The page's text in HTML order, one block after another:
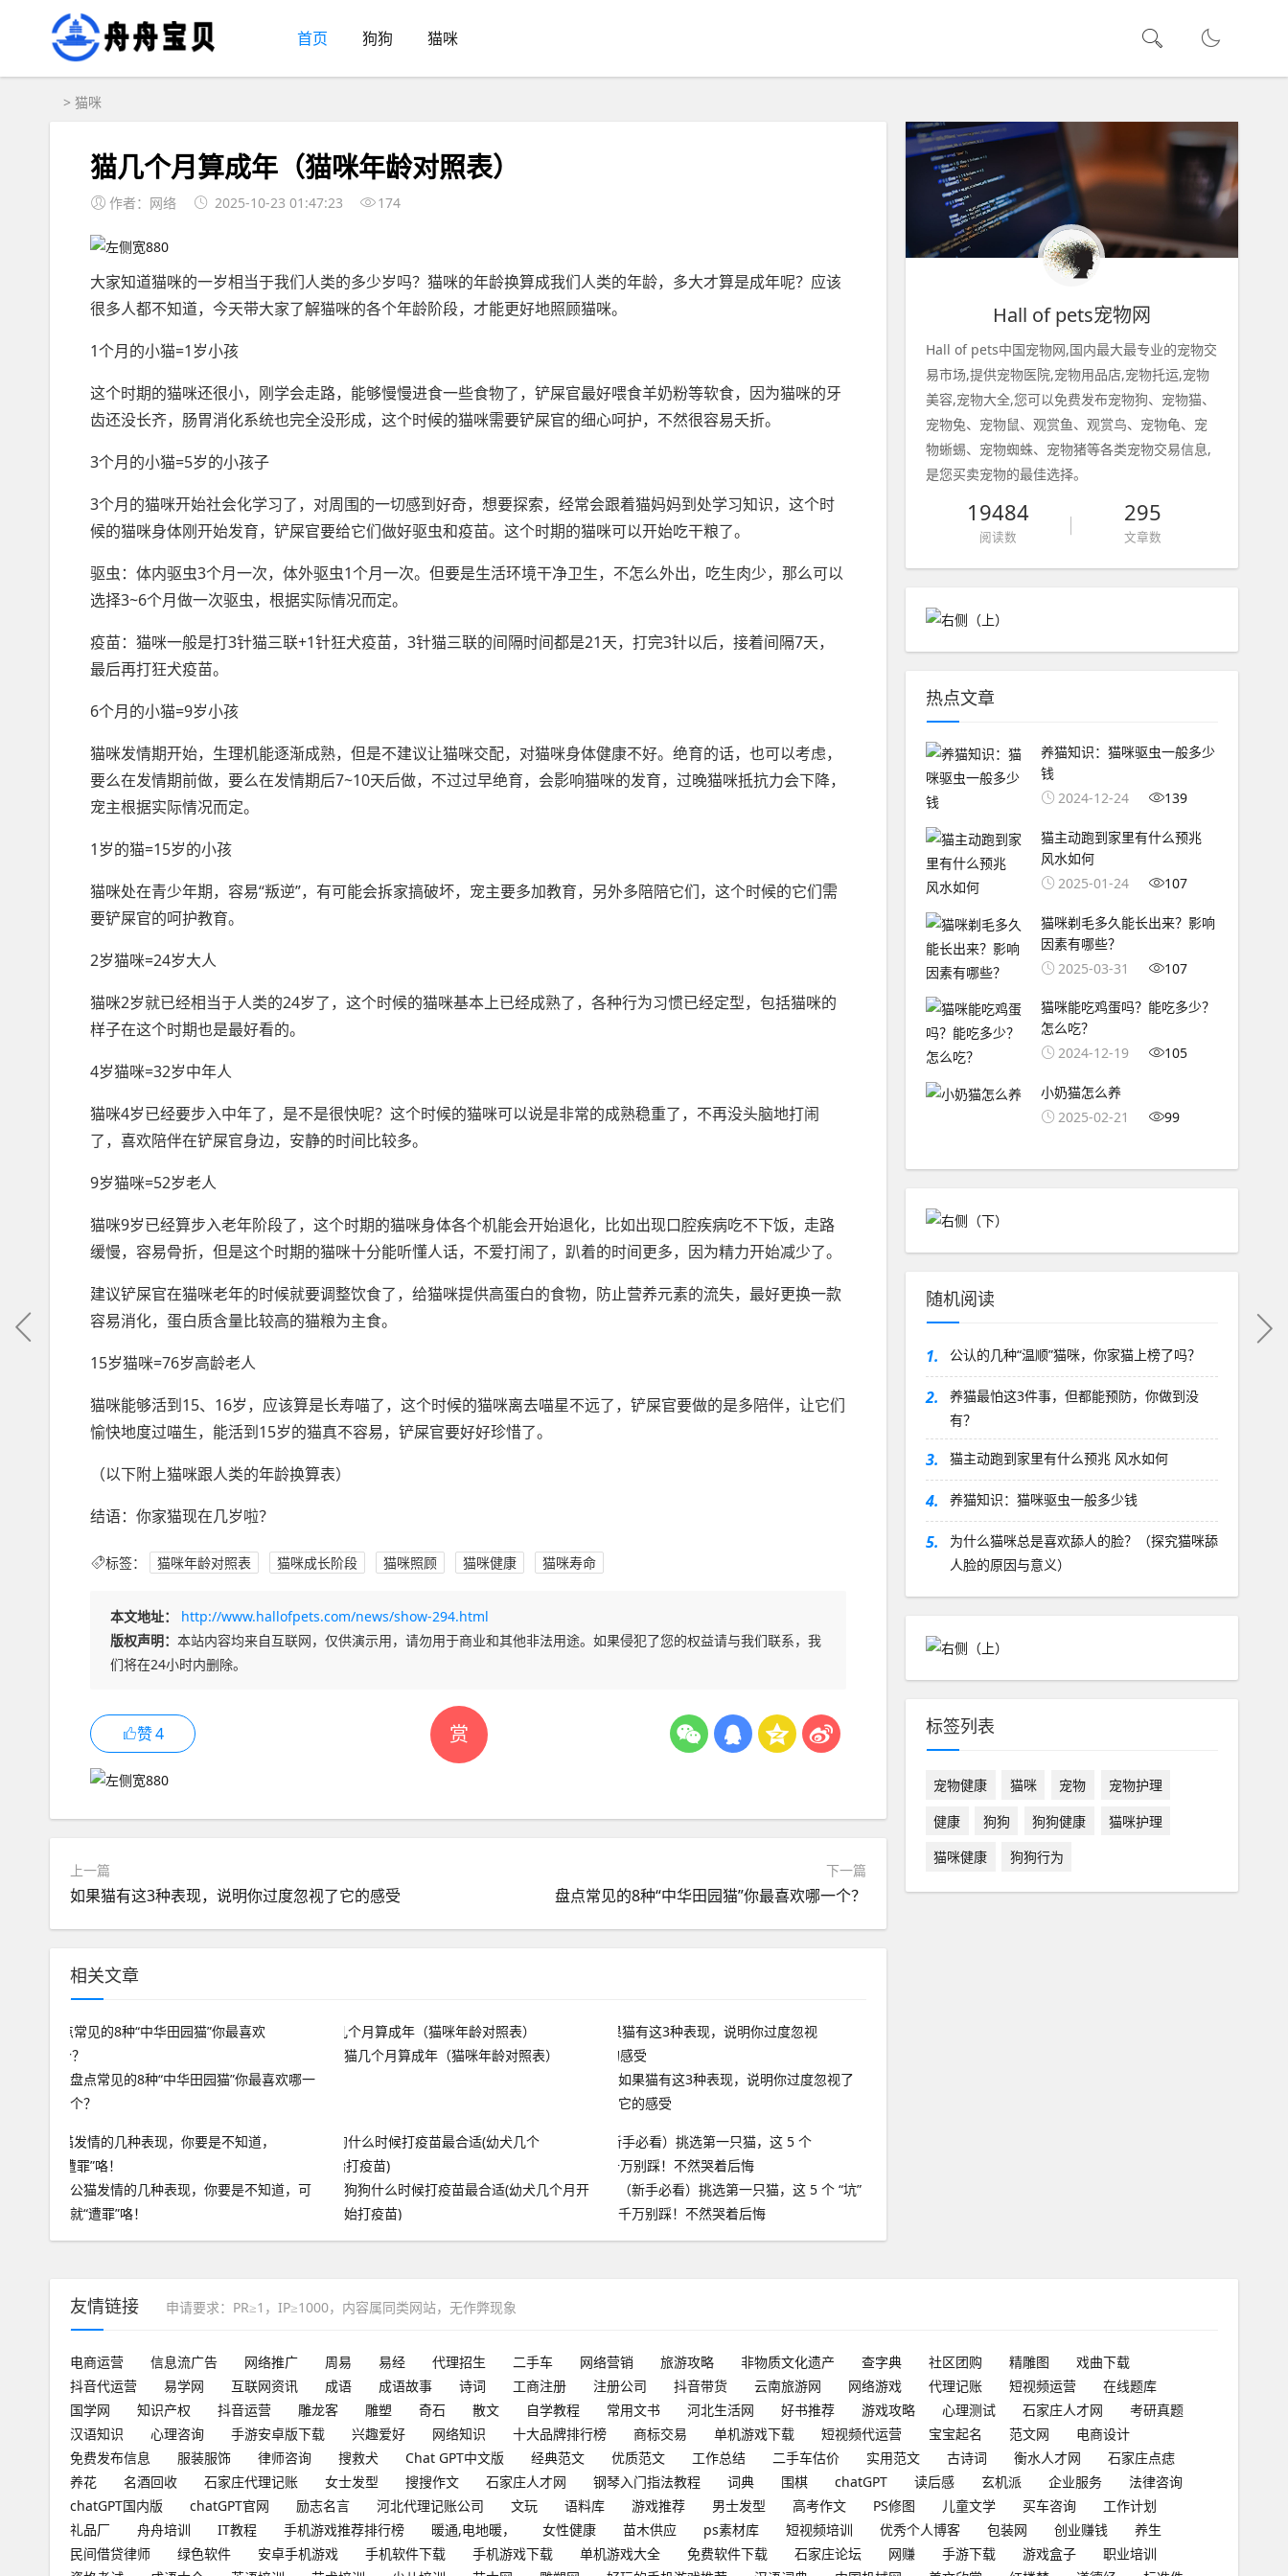
首页 狗狗 猫咪
> 猫咪
猫几个月算成年（猫咪年龄对照表）
作者：网络 2025-10-23 01:47:23 174
大家知道猫咪的一岁相当于我们人类的多少岁吗？猫咪的年龄换算成我们人类的年龄，多大才算是成年呢？应该
很多人都不知道，今天带大家了解猫咪的各个年龄阶段，才能更好地照顾猫咪。
1个月的小猫=1岁小孩
这个时期的猫咪还很小，刚学会走路，能够慢慢进食一些食物了，铲屎官最好喂食羊奶粉等软食，因为猫咪的牙
齿还没长齐，肠胃消化系统也完全没形成，这个时候的猫咪需要铲屎官的细心呵护，不然很容易夭折。
3个月的小猫=5岁的小孩子
3个月的猫咪开始社会化学习了，对周围的一切感到好奇，想要探索，经常会跟着猫妈妈到处学习知识，这个时
候的猫咪身体刚开始发育，铲屎官要给它们做好驱虫和疫苗。这个时期的猫咪可以开始吃干粮了。
驱虫：体内驱虫3个月一次，体外驱虫1个月一次。但要是生活环境干净卫生，不怎么外出，吃生肉少，那么可以
选择3~6个月做一次驱虫，根据实际情况而定。
疫苗：猫咪一般是打3针猫三联+1针狂犬疫苗，3针猫三联的间隔时间都是21天，打完3针以后，接着间隔7天，
最后再打狂犬疫苗。
6个月的小猫=9岁小孩
猫咪发情期开始，生理机能逐渐成熟，但是不建议让猫咪交配，对猫咪身体健康不好。绝育的话，也可以考虑，
要么在发情期前做，要么在发情期后7~10天后做，不过过早绝育，会影响猫咪的发育，过晚猫咪抵抗力会下降，
宠主根据实际情况而定。
1岁的猫=15岁的小孩
猫咪处在青少年期，容易“叛逆”，有可能会拆家搞破坏，宠主要多加教育，另外多陪陪它们，这个时候的它们需
要铲屎官的呵护教育。
2岁猫咪=24岁大人
猫咪2岁就已经相当于人类的24岁了，这个时候的猫咪基本上已经成熟了，各种行为习惯已经定型，包括猫咪的
样子在这个时期也是最好看的。
4岁猫咪=32岁中年人
猫咪4岁已经要步入中年了，是不是很快呢？这个时候的猫咪可以说是非常的成熟稳重了，不再没头脑地打闹
了，喜欢陪伴在铲屎官身边，安静的时间比较多。
9岁猫咪=52岁老人
猫咪9岁已经算步入老年阶段了，这个时期的猫咪身体各个机能会开始退化，比如出现口腔疾病吃不下饭，走路
缓慢，容易骨折，但是这个时期的猫咪十分能听懂人话，不爱打闹了，趴着的时间更多，因为精力开始减少了。
建议铲屎官在猫咪老年的时候就要调整饮食了，给猫咪提供高蛋白的食物，防止营养元素的流失，最好更换一款
容易消化，蛋白质含量比较高的猫粮为主食。
15岁猫咪=76岁高龄老人
猫咪能够活到15、16岁，应该算是长寿喵了，这个时候的猫咪离去喵星不远了，铲屎官要做的是多陪伴，让它们
愉快地度过喵生，能活到15岁的猫真不容易，铲屎官要好好珍惜了。
（以下附上猫咪跟人类的年龄换算表）
结语：你家猫现在几岁啦？
标签： 猫咪年龄对照表 猫咪成长阶段 猫咪照顾 猫咪健康 猫咪寿命
赏
本文地址：
http://www.hallofpets.com/news/show-294.html
版权声明： 本站内容均来自互联网，仅供演示用，请勿用于商业和其他非法用途。如果侵犯了您的权益请与我们联系，我
们将在24小时内删除。
赞4
上一篇
如果猫有这3种表现，说明你过度忽视了它的感受
下一篇
盘点常见的8种“中华田园猫”你最喜欢哪一个？
相关文章
盘点常见的8种“中华田园猫”你最喜欢哪一
个？
猫几个月算成年（猫咪年龄对照表）
如果猫有这3种表现，说明你过度忽视了
它的感受
公猫发情的几种表现，你要是不知道，可
就“遭罪”咯！
狗狗什么时候打疫苗最合适(幼犬几个月开
始打疫苗)
（新手必看）挑选第一只猫，这 5 个 “坑”
千万别踩！不然哭着后悔
Hall of pets宠物网
Hall of pets中国宠物网,国内最大最专业的宠物交
易市场,提供宠物医院,宠物用品店,宠物托运,宠物
美容,宠物大全,您可以免费发布宠物狗、宠物猫、
宠物兔、宠物鼠、观赏鱼、观赏鸟、宠物龟、宠
物蜥蜴、宠物蜘蛛、宠物猪等各类宠物交易信息,
是您买卖宠物的最佳选择。
19484
阅读数
295
文章数
热点文章
养猫知识：猫咪驱虫一般多少
钱
2024-12-24
139
猫主动跑到家里有什么预兆
风水如何
2025-01-24
107
猫咪剃毛多久能长出来？影响
因素有哪些？
2025-03-31
107
猫咪能吃鸡蛋吗？能吃多少？
怎么吃？
2024-12-19
105
小奶猫怎么养
2025-02-21
99
随机阅读
1. 公认的几种“温顺”猫咪，你家猫上榜了吗？
2.
养猫最怕这3件事，但都能预防，你做到没
有？
3. 猫主动跑到家里有什么预兆 风水如何
4. 养猫知识：猫咪驱虫一般多少钱
5.
为什么猫咪总是喜欢舔人的脸？（探究猫咪舔
人脸的原因与意义）
标签列表
宠物健康 猫咪 宠物
宠物护理
健康
狗狗 狗狗健康
猫咪护理
猫咪健康
狗狗行为
友情链接 申请要求：PR≥1，IP≥1000，内容属同类网站，无作弊现象
电商运营 信息流广告 网络推广 周易 易经 代理招生 二手车 网络营销 旅游攻略 非物质文化遗产 查字典 社区团购 精雕图
戏曲下载
抖音代运营
易学网 互联网资讯 成语 成语故事 诗词 工商注册 注册公司 抖音带货 云南旅游网 网络游戏 代理记账 短视频运营
在线题库
国学网
知识产权 抖音运营 雕龙客 雕塑 奇石 散文 自学教程 常用文书 河北生活网 好书推荐 游戏攻略 心理测试 石家庄人才网
考研真题
汉语知识
心理咨询 手游安卓版下载 兴趣爱好 网络知识 十大品牌排行榜 商标交易 单机游戏下载 短视频代运营 宝宝起名 范文网
电商设计
免费发布信息
服装服饰 律师咨询 搜救犬 Chat GPT中文版 经典范文 优质范文 工作总结 二手车估价 实用范文 古诗词 衡水人才网
石家庄点痣
养花
名酒回收 石家庄代理记账 女士发型 搜搜作文 石家庄人才网 钢琴入门指法教程 词典 围棋 chatGPT 读后感 玄机派 企业服务
法律咨询
chatGPT国内版
chatGPT官网 励志名言 河北代理记账公司 文玩 语料库 游戏推荐 男士发型 高考作文 PS修图 儿童文学 买车咨询
工作计划
礼品厂
舟舟培训 IT教程 手机游戏推荐排行榜 暖通,电地暖， 女性健康 苗木供应 ps素材库 短视频培训 优秀个人博客 包装网 创业赚钱
养生
民间借贷律师
绿色软件 安卓手机游戏 手机软件下载 手机游戏下载 单机游戏大全 免费软件下载 石家庄论坛 网赚 手游下载 游戏盒子
职业培训